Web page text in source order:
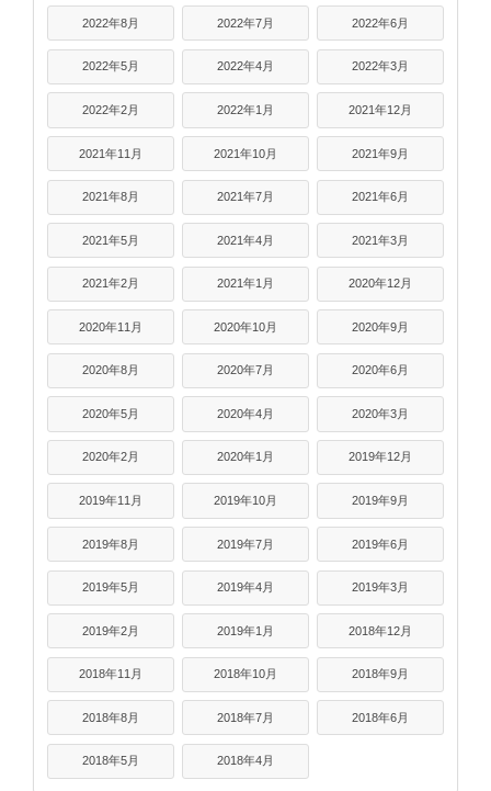
2022年8月 2022年7月 2022年6月
2022年5月 2022年4月 2022年3月
2022年2月 2022年1月 2021年12月
2021年11月 2021年10月 2021年9月
2021年8月 2021年7月 2021年6月
2021年5月 2021年4月 2021年3月
2021年2月 2021年1月 2020年12月
2020年11月 2020年10月 2020年9月
2020年8月 2020年7月 2020年6月
2020年5月 2020年4月 2020年3月
2020年2月 2020年1月 2019年12月
2019年11月 2019年10月 2019年9月
2019年8月 2019年7月 2019年6月
2019年5月 2019年4月 2019年3月
2019年2月 2019年1月 2018年12月
2018年11月 2018年10月 2018年9月
2018年8月 2018年7月 2018年6月
2018年5月 2018年4月